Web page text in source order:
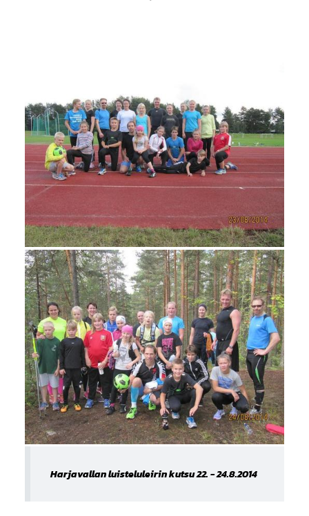
Harjavallan luisteluleirin kutsu 22. - 24.8.2014